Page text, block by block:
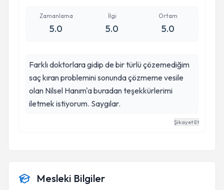
Zamanlama
5.0
İlgi
5.0
Ortam
5.0
Farklı doktorlara gidip de bir türlü çözemediğim
saç kıran problemini sonunda çözmeme vesile
olan Nilsel Hanım'a buradan teşekkürlerimi
iletmek istiyorum. Saygılar.
Şikayet Et
Mesleki Bilgiler